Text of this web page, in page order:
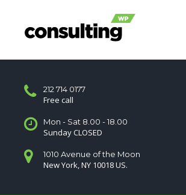
212 714 0177
Free call
Mon - Sat 8.00 - 18.00
Sunday CLOSED
1010 Avenue of the Moon
New York, NY 10018 US.